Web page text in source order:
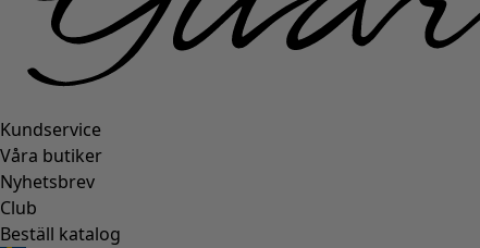
Kundservice
Våra butiker
Nyhetsbrev
Club
Beställ katalog